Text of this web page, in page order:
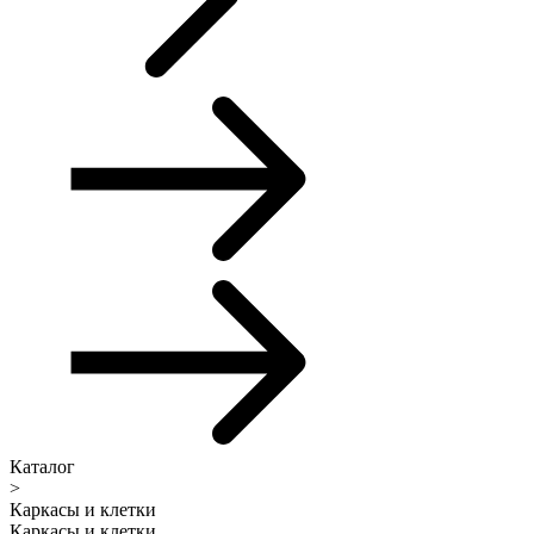
Каталог
>
Каркасы и клетки